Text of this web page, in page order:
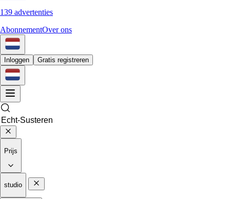
139 advertenties
AbonnementOver ons
Inloggen Gratis registreren
Prijs
studio